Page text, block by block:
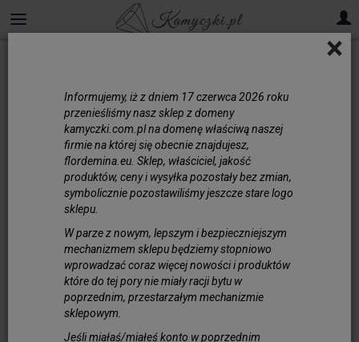
×
Informujemy, iż z dniem 17 czerwca 2026 roku
przenieśliśmy nasz sklep z domeny
kamyczki.com.pl na domenę właściwą naszej
firmie na której się obecnie znajdujesz,
flordemina.eu. Sklep, właściciel, jakość
produktów, ceny i wysyłka pozostały bez zmian,
symbolicznie pozostawiliśmy jeszcze stare logo
sklepu.
W parze z nowym, lepszym i bezpieczniejszym
mechanizmem sklepu będziemy stopniowo
wprowadzać coraz więcej nowości i produktów
które do tej pory nie miały racji bytu w
poprzednim, przestarzałym mechanizmie
sklepowym.
Jeśli miałaś/miałeś konto w poprzednim
Rzemień Płaski 10/2mm
Śliwkowy 100cm